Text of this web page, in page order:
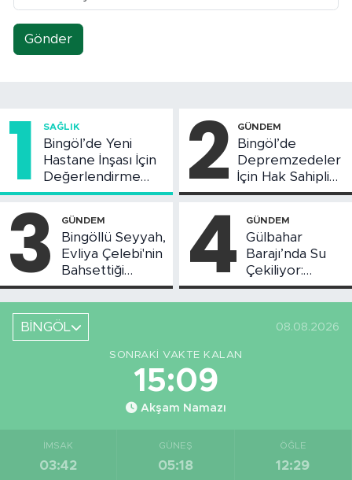
Gönder
1 SAĞLIK
Bingöl’de Yeni
Hastane İnşası İçin
Değerlendirme
Toplantısı Yapıldı
2 GÜNDEM
Bingöl’de
Depremzedeler
İçin Hak Sahipliği
Askı Süreci
3 GÜNDEM
Bingöllü Seyyah,
Evliya Çelebi'nin
Bahsettiği
Bingöl'deki O
Yeri Görüntüledi
4 GÜNDEM
Gülbahar
Barajı’nda Su
Çekiliyor:
Piknikçi Sayısı
Azaldı
BİNGÖL
08.08.2026
SONRAKI VAKTE KALAN
15:08
Akşam Namazı
İMSAK
03:42
GÜNEŞ
05:18
ÖĞLE
12:29